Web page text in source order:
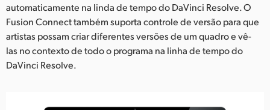
automaticamente na linda de tempo do DaVinci Resolve. O
Fusion Connect também suporta controle de versão para que
artistas possam criar diferentes versões de um quadro e vê-
las no contexto de todo o programa na linha de tempo do
DaVinci Resolve.